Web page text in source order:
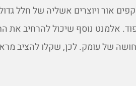
אור ויוצרים אשליה של חלל
אלמנט נוסף שיכול להרחיב את
של עומק. לכן, שקלו להציב